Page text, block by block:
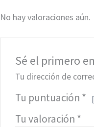
No hay valoraciones aún.
Sé el primero
Tu dirección de
Tu puntuación *
Tu valoración *